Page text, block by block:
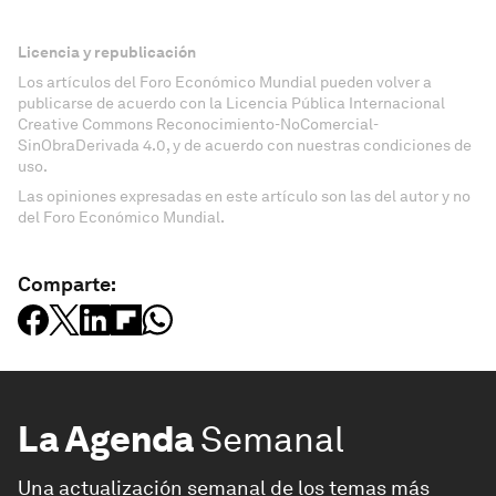
Licencia y republicación
Los artículos del Foro Económico Mundial pueden volver a
publicarse de acuerdo con la Licencia Pública Internacional
Creative Commons Reconocimiento-NoComercial-
SinObraDerivada 4.0, y de acuerdo con nuestras condiciones de
uso.
Las opiniones expresadas en este artículo son las del autor y no
del Foro Económico Mundial.
Comparte:
La AgendaSemanal
Una actualización semanal de los temas más